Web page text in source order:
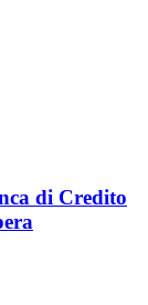
di Credito